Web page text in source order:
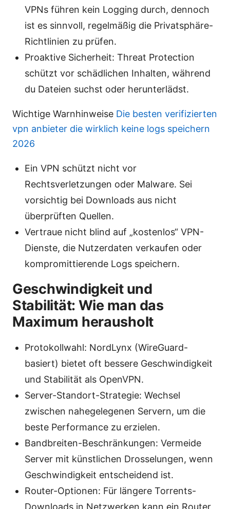
VPNs führen kein Logging durch, dennoch
ist es sinnvoll, regelmäßig die Privatsphäre-
Richtlinien zu prüfen.
Proaktive Sicherheit: Threat Protection
schützt vor schädlichen Inhalten, während
du Dateien suchst oder herunterlädst.
Wichtige Warnhinweise Die besten verifizierten
vpn anbieter die wirklich keine logs speichern
2026
Ein VPN schützt nicht vor
Rechtsverletzungen oder Malware. Sei
vorsichtig bei Downloads aus nicht
überprüften Quellen.
Vertraue nicht blind auf „kostenlos“ VPN-
Dienste, die Nutzerdaten verkaufen oder
kompromittierende Logs speichern.
Geschwindigkeit und
Stabilität: Wie man das
Maximum herausholt
Protokollwahl: NordLynx (WireGuard-
basiert) bietet oft bessere Geschwindigkeit
und Stabilität als OpenVPN.
Server-Standort-Strategie: Wechsel
zwischen nahegelegenen Servern, um die
beste Performance zu erzielen.
Bandbreiten-Beschränkungen: Vermeide
Server mit künstlichen Drosselungen, wenn
Geschwindigkeit entscheidend ist.
Router-Optionen: Für längere Torrents-
Downloads in Netzwerken kann ein Router